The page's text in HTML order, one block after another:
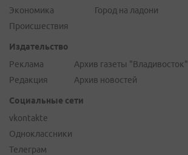
Экономика
Происшествия
Город на ладони
Издательство
Реклама
Редакция
Архив газеты "Владивосток"
Архив новостей
Социальные сети
vkontakte
Одноклассники
Телеграм